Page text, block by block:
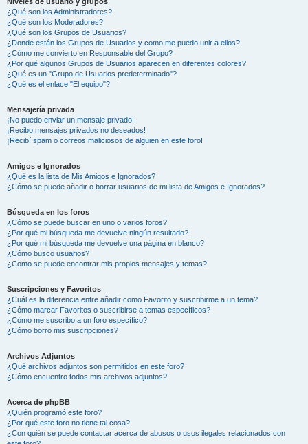
¿Qué son los Administradores?
¿Qué son los Moderadores?
¿Qué son los Grupos de Usuarios?
¿Donde están los Grupos de Usuarios y como me puedo unir a ellos?
¿Cómo me convierto en Responsable del Grupo?
¿Por qué algunos Grupos de Usuarios aparecen en diferentes colores?
¿Qué es un "Grupo de Usuarios predeterminado"?
¿Qué es el enlace "El equipo"?
Mensajería privada
¡No puedo enviar un mensaje privado!
¡Recibo mensajes privados no deseados!
¡Recibí spam o correos maliciosos de alguien en este foro!
Amigos e Ignorados
¿Qué es la lista de Mis Amigos e Ignorados?
¿Cómo se puede añadir o borrar usuarios de mi lista de Amigos e Ignorados?
Búsqueda en los foros
¿Cómo se puede buscar en uno o varios foros?
¿Por qué mi búsqueda me devuelve ningún resultado?
¿Por qué mi búsqueda me devuelve una página en blanco?
¿Cómo busco usuarios?
¿Como se puede encontrar mis propios mensajes y temas?
Suscripciones y Favoritos
¿Cuál es la diferencia entre añadir como Favorito y suscribirme a un tema?
¿Cómo marcar Favoritos o suscribirse a temas específicos?
¿Cómo me suscribo a un foro específico?
¿Cómo borro mis suscripciones?
Archivos Adjuntos
¿Qué archivos adjuntos son permitidos en este foro?
¿Cómo encuentro todos mis archivos adjuntos?
Acerca de phpBB
¿Quién programó este foro?
¿Por qué este foro no tiene tal cosa?
¿Con quién se puede contactar acerca de abusos o usos ilegales relacionados con